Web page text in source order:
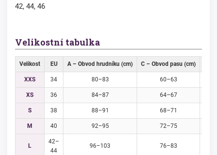
42, 44, 46
Velikostní tabulka
Velikost EU A – Obvod hrudníku (cm) C – Obvod pasu (cm)
XXS 34 80–83 60–63
XS 36 84–87 64–67
S 38 88–91 68–71
M 40 92–95 72–75
L
42–
44
96–103 76–83